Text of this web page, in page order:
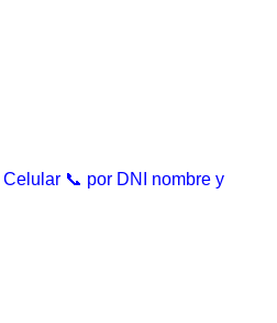
📞 por DNI nombre y